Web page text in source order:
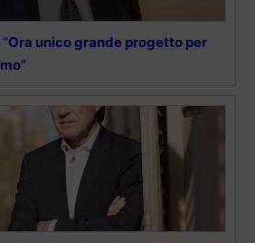
unico grande progetto per